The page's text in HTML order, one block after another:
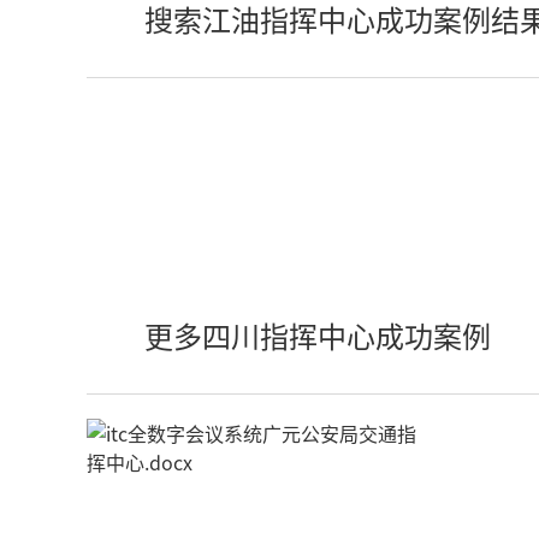
搜索江油指挥中心成功案例结
更多四川指挥中心成功案例